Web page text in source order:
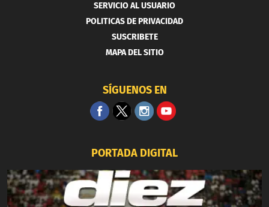
SERVICIO AL USUARIO
POLITICAS DE PRIVACIDAD
SUSCRIBETE
MAPA DEL SITIO
SÍGUENOS EN
PORTADA DIGITAL